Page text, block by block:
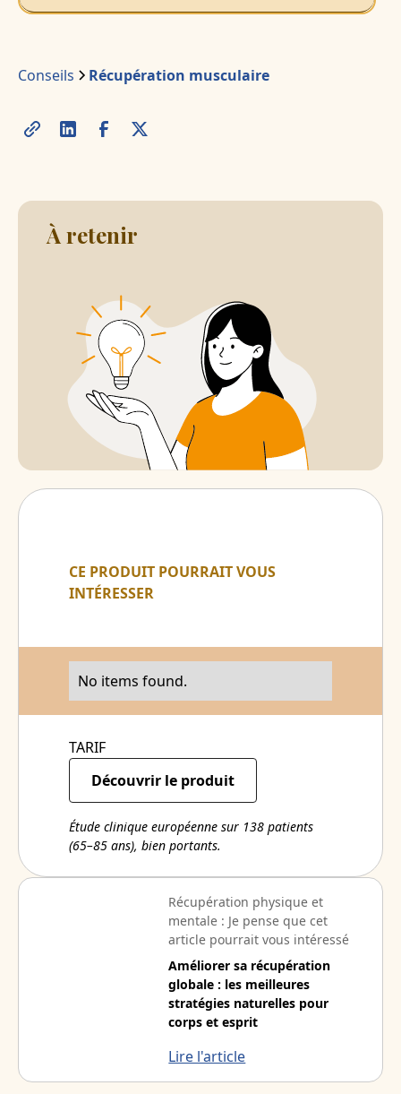
Conseils Récupération musculaire
À retenir
CE PRODUIT POURRAIT VOUS
INTÉRESSER
No items found.
TARIF
Découvrir le produit
Étude clinique européenne sur 138 patients
(65–85 ans), bien portants.
Récupération physique et
mentale : Je pense que cet
article pourrait vous intéressé
Améliorer sa récupération
globale : les meilleures
stratégies naturelles pour
corps et esprit
Lire l'article